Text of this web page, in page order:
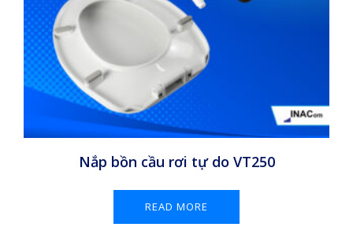
Nắp bồn cầu rơi tự do VT250
READ MORE